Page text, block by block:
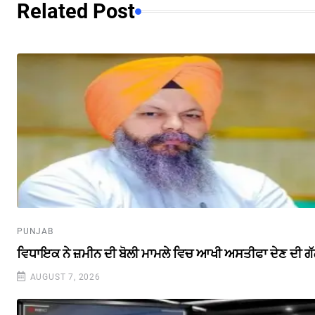
Related Post
PUNJAB
ਵਿਧਾਇਕ ਨੇ ਜ਼ਮੀਨ ਦੀ ਬੋਲੀ ਮਾਮਲੇ ਵਿਚ ਆਖੀ ਅਸਤੀਫਾ ਦੇਣ ਦੀ
AUGUST 7, 2026